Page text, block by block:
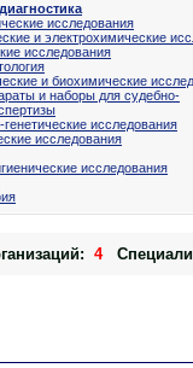
исследования
и электрохимические
исследования
и биохимические
и наборы для судебно-
исследования
исследования
исследования
4